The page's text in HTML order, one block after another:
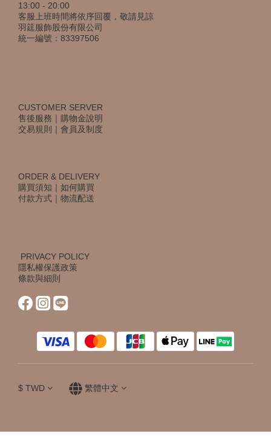
13:00 - 20:00
客服上班時間將依序回覆，敬請見諒
羽筳服飾股份有限公司
統一編號：83397506
CUSTOMER SERVER
售後服務 ｜ 購物金說明
交易規則
｜ 會員及制度
ORDER & DELIVERY
購買須知 ｜ 如何購買
付款方式 ｜ 物流配送
PRIVACY POLICY
隱私權保護政策
條款與細則
$ TWD 繁體中文